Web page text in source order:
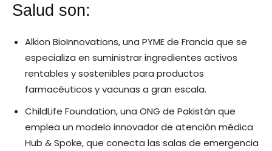
Salud son:
Alkion BioInnovations, una PYME de Francia que se
especializa en suministrar ingredientes activos
rentables y sostenibles para productos
farmacéuticos y vacunas a gran escala.
ChildLife Foundation, una ONG de Pakistán que
emplea un modelo innovador de atención médica
Hub & Spoke, que conecta las salas de emergencia